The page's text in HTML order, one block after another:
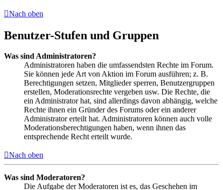
Nach oben
Benutzer-Stufen und Gruppen
Was sind Administratoren?
Administratoren haben die umfassendsten Rechte im Forum.
Sie können jede Art von Aktion im Forum ausführen; z. B.
Berechtigungen setzen, Mitglieder sperren, Benutzergruppen
erstellen, Moderationsrechte vergeben usw. Die Rechte, die
ein Administrator hat, sind allerdings davon abhängig, welche
Rechte ihnen ein Gründer des Forums oder ein anderer
Administrator erteilt hat. Administratoren können auch volle
Moderationsberechtigungen haben, wenn ihnen das
entsprechende Recht erteilt wurde.
Nach oben
Was sind Moderatoren?
Die Aufgabe der Moderatoren ist es, das Geschehen im